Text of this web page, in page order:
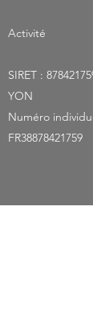
Activité
SIRET :
YON
Numéro
FR38878421759